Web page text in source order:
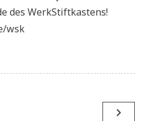
des WerkStiftkastens!
wsk
navigate_next